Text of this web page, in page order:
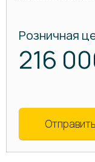
Розничная
216